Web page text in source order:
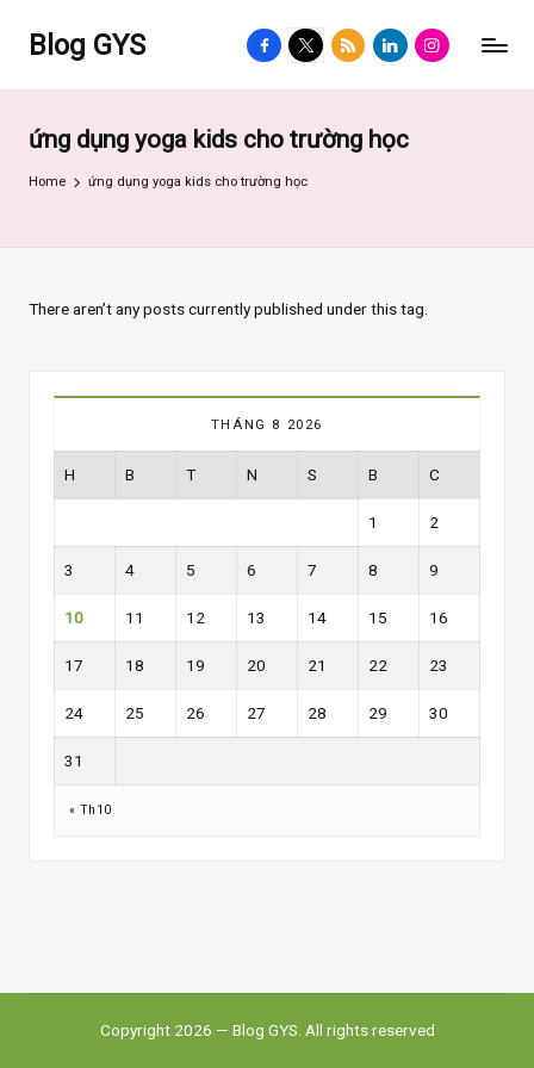
Blog GYS facebook.com
twitter.com
rss.comlinkedin.cominstagram.com
ứng dụng yoga kids cho trường học
Home ứng dụng yoga kids cho trường học
There aren’t any posts currently published under this tag.
THÁNG 8 2026
H B T N S B C
1 2
3 4 5 6 7 8 9
10 11 12 13 14 15 16
17 18 19 20 21 22 23
24 25 26 27 28 29 30
31
« Th10
Copyright 2026 — Blog GYS. All rights reserved